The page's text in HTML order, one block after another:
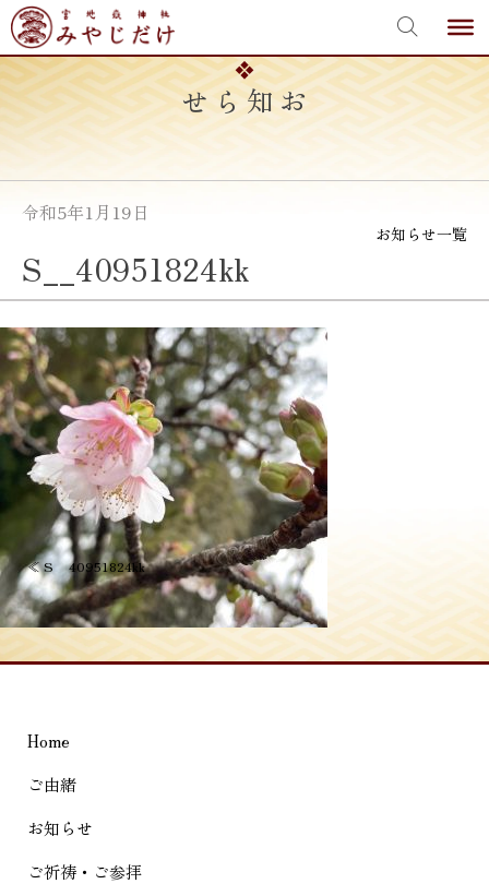
Skip
to
content
お知らせ
令和5年1月19日
お知らせ一覧
S__40951824kk
投
稿
ナ
ビ
ー
シ
ョ
ン
≪S__40951824kk
Home
ご由緒
お知らせ
ご祈祷・ご参拝